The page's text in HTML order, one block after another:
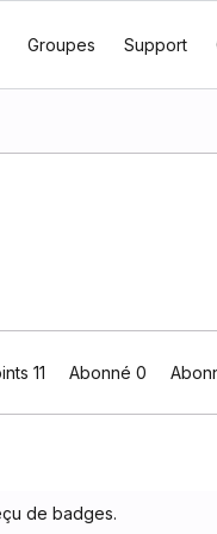
Groupes Support
11 Abonné 0
de badges.